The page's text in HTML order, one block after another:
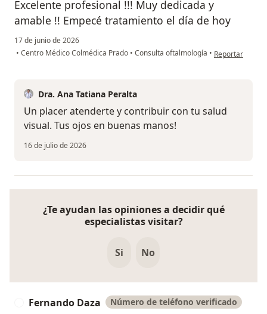
Excelente profesional !!! Muy dedicada y
amable !! Empecé tratamiento el día de hoy
17 de junio de 2026
• Centro Médico Colmédica Prado • Consulta oftalmología • en opinión del
Reportar
Dra. Ana Tatiana Peralta
Un placer atenderte y contribuir con tu salud
visual. Tus ojos en buenas manos!
16 de julio de 2026
¿Te ayudan las opiniones a decidir qué
especialistas visitar?
Si No
Fernando Daza Número de teléfono verificado